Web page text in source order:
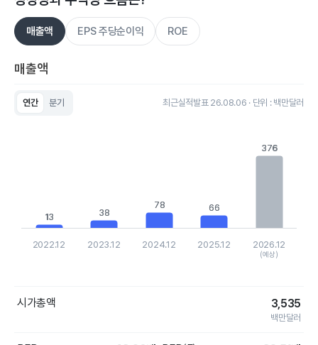
매출액 EPS 주당순이익 ROE
매출액
연간 분기 최근실적발표 26.08.06 · 단위 : 백만달러
13
13 38
38
78
78 66
66
376
376
2022.12 2023.12 2024.12 2025.12 2026.12
(예상)
시가총액 3,535
백만달러